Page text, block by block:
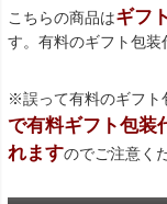
こちらの商品はギフ
す。有料のギフト包装
※誤って有料のギフト
で有料ギフト包装
れますのでご注意く